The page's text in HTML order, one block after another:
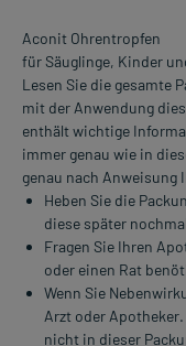
Aconit Ohrentropfen
für Säuglinge, Kinder
Lesen Sie die gesamte
mit der Anwendung
enthält wichtige
immer genau wie in
genau nach Anweisung
Heben Sie die
diese später
Fragen Sie Ihren
oder einen Rat
Wenn Sie
Arzt oder
nicht in dieser